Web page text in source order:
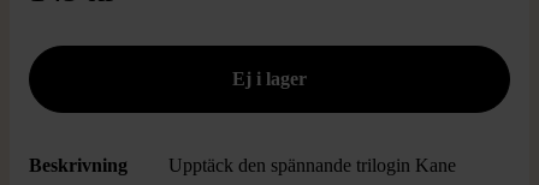
Beskrivning
Upptäck den spännande trilogin Kane